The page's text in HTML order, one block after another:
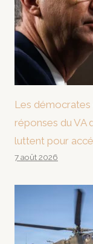
Les
réponses du VA
luttent pour
7 août 2026